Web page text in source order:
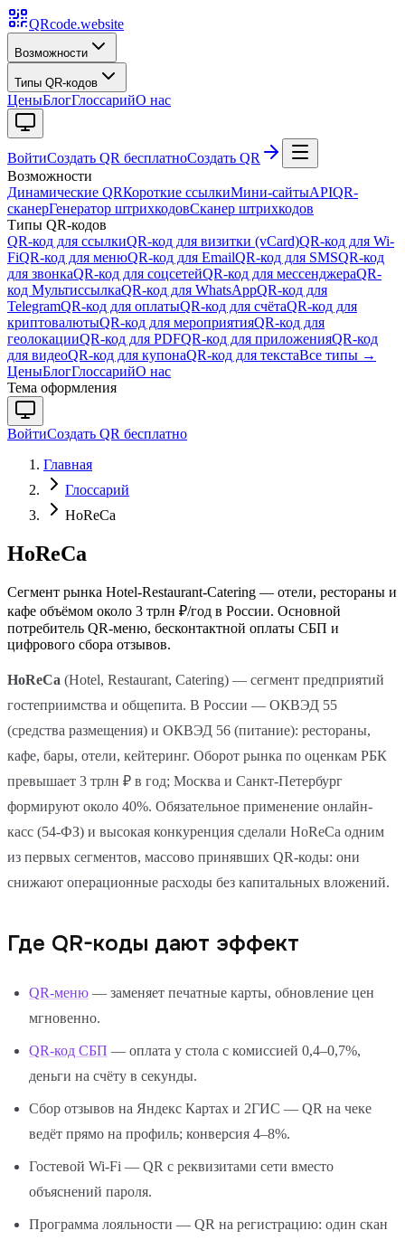
QRcode.website
Возможности
Типы QR-кодов
ЦеныБлогГлоссарийО нас
ВойтиСоздать QR бесплатноСоздать QR
Возможности
Динамические QRКороткие ссылкиМини-сайтыAPIQR-
сканерГенератор штрихкодовСканер штрихкодов
Типы QR-кодов
QR-код для ссылкиQR-код для визитки (vCard)QR-код для Wi-
FiQR-код для менюQR-код для EmailQR-код для SMSQR-код
для звонкаQR-код для соцсетейQR-код для мессенджераQR-
код МультиссылкаQR-код для WhatsAppQR-код для
TelegramQR-код для оплатыQR-код для счётаQR-код для
криптовалютыQR-код для мероприятияQR-код для
геолокацииQR-код для PDFQR-код для приложенияQR-код
для видеоQR-код для купонаQR-код для текстаВсе типы →
ЦеныБлогГлоссарийО нас
Тема оформления
ВойтиСоздать QR бесплатно
Главная
Глоссарий
HoReCa
HoReCa
Сегмент рынка Hotel-Restaurant-Catering — отели, рестораны и
кафе объёмом около 3 трлн ₽/год в России. Основной
потребитель QR-меню, бесконтактной оплаты СБП и
цифрового сбора отзывов.
HoReCa (Hotel, Restaurant, Catering) — сегмент предприятий
гостеприимства и общепита. В России — ОКВЭД 55
(средства размещения) и ОКВЭД 56 (питание): рестораны,
кафе, бары, отели, кейтеринг. Оборот рынка по оценкам РБК
превышает 3 трлн ₽ в год; Москва и Санкт-Петербург
формируют около 40%. Обязательное применение онлайн-
касс (54-ФЗ) и высокая конкуренция сделали HoReCa одним
из первых сегментов, массово принявших QR-коды: они
снижают операционные расходы без капитальных вложений.
Где QR-коды дают эффект
QR-меню — заменяет печатные карты, обновление цен
мгновенно.
QR-код СБП — оплата у стола с комиссией 0,4–0,7%,
деньги на счёту в секунды.
Сбор отзывов на Яндекс Картах и 2ГИС — QR на чеке
ведёт прямо на профиль; конверсия 4–8%.
Гостевой Wi-Fi — QR с реквизитами сети вместо
объяснений пароля.
Программа лояльности — QR на регистрацию: один скан